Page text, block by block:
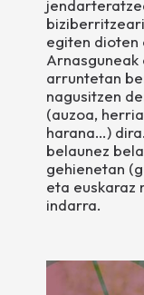
egiten dioten
Arnasguneak
arruntetan
nagusitzen
(auzoa,
harana…)
belaunez
gehienetan
eta euskaraz
indarra.